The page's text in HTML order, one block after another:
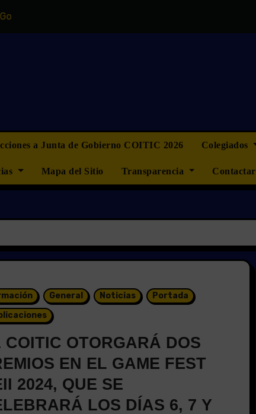
COITIC
a Junta de Gobierno COITIC 2026 Colegiados
Mapa del Sitio Transparencia Contactar
General Noticias
Portada
COITIC OTORGARÁ DOS
EN EL GAME FEST
2024, QUE SE
LOS DÍAS 6, 7 Y